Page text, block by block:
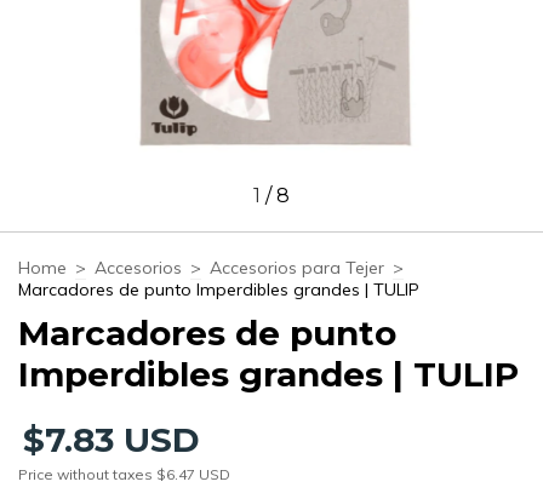
1 /8
Home > Accesorios > Accesorios para Tejer >
Marcadores de punto Imperdibles grandes | TULIP
Marcadores de punto
Imperdibles grandes | TULIP
$7.83 USD
Price without taxes $6.47 USD